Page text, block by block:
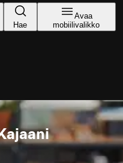
Hae
Avaa
mobiilivalikko